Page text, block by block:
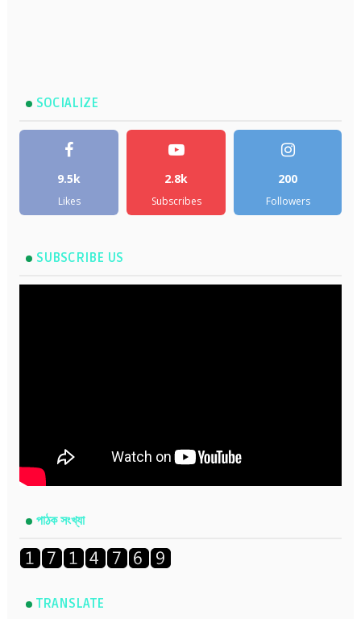
SOCIALIZE
9.5k
Likes
2.8k
Subscribes
200
Followers
SUBSCRIBE US
পাঠক সংখ্যা
TRANSLATE